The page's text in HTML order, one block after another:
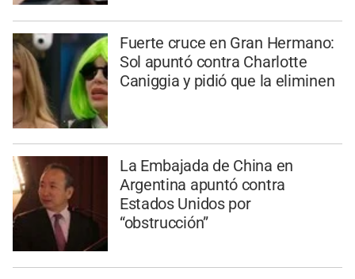
Fuerte cruce en Gran Hermano:
Sol apuntó contra Charlotte
Caniggia y pidió que la eliminen
La Embajada de China en
Argentina apuntó contra
Estados Unidos por
“obstrucción”